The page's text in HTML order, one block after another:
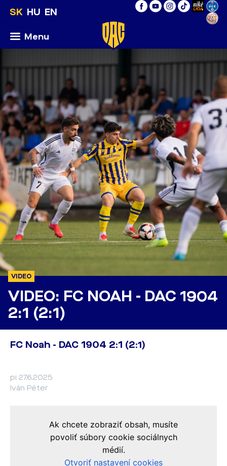
SK HU EN
Menu
VIDEO
VIDEO: FC NOAH - DAC 1904
2:1 (2:1)
FC Noah - DAC 1904 2:1 (2:1)
pi 27.6.2025
Iván Péter